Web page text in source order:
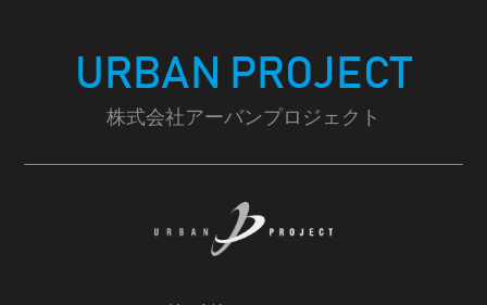
URBAN PROJECT
株式会社アーバンプロジェクト